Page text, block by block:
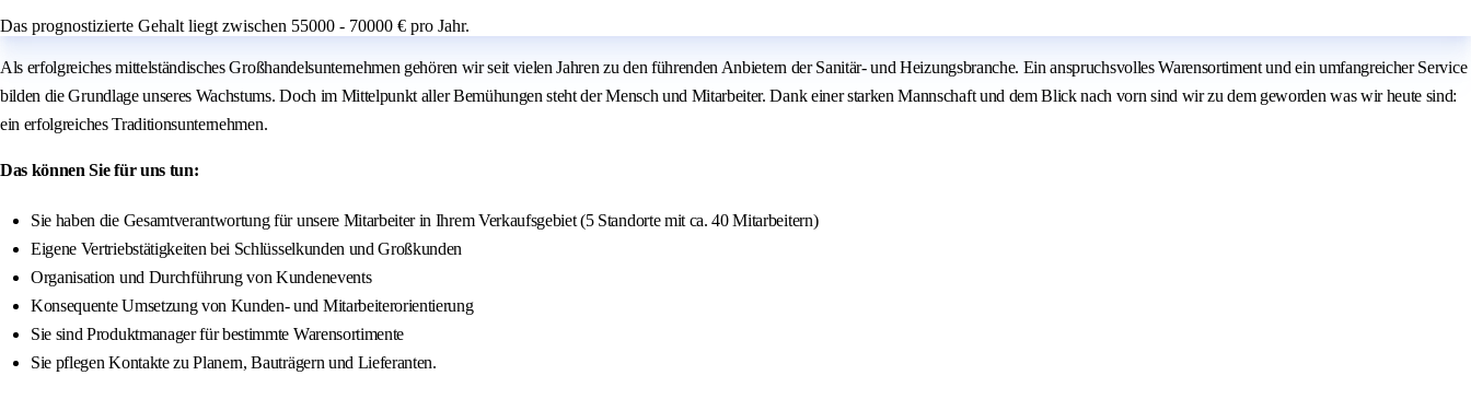
Das prognostizierte Gehalt liegt zwischen 55000 - 70000 € pro Jahr.
Als erfolgreiches mittelständisches Großhandelsunternehmen gehören wir seit vielen Jahren zu den führenden Anbietern der Sanitär- und Heizungsbranche. Ein anspruchsvolles Warensortiment und ein umfangreicher Service
bilden die Grundlage unseres Wachstums. Doch im Mittelpunkt aller Bemühungen steht der Mensch und Mitarbeiter. Dank einer starken Mannschaft und dem Blick nach vorn sind wir zu dem geworden was wir heute sind:
ein erfolgreiches Traditionsunternehmen.
Das können Sie für uns tun:
Sie haben die Gesamtverantwortung für unsere Mitarbeiter in Ihrem Verkaufsgebiet (5 Standorte mit ca. 40 Mitarbeitern)
Eigene Vertriebstätigkeiten bei Schlüsselkunden und Großkunden
Organisation und Durchführung von Kundenevents
Konsequente Umsetzung von Kunden- und Mitarbeiterorientierung
Sie sind Produktmanager für bestimmte Warensortimente
Sie pflegen Kontakte zu Planern, Bauträgern und Lieferanten.